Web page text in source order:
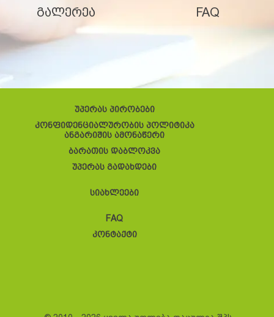
გალერეა FAQ
უპერას პირობები
კონფიდენციალურობის პოლიტიკა
ანგარიშის ამონაწერი
ბარათის დაბლოკვა
უპერას გადახდები
სიახლეები
FAQ
კონტაქტი